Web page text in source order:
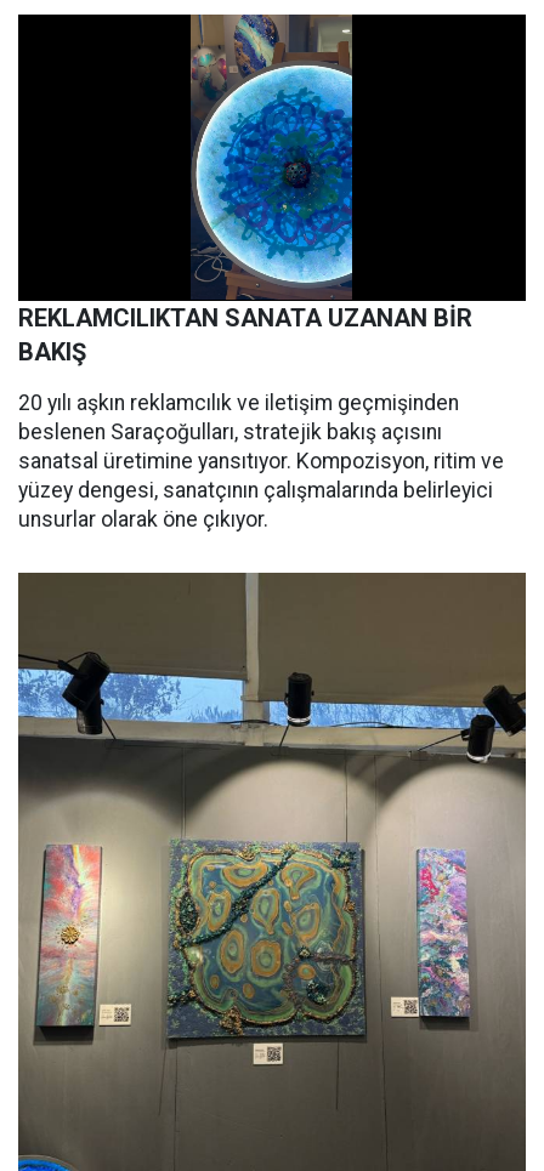
REKLAMCILIKTAN SANATA UZANAN BİR
BAKIŞ
20 yılı aşkın reklamcılık ve iletişim geçmişinden
beslenen Saraçoğulları, stratejik bakış açısını
sanatsal üretimine yansıtıyor. Kompozisyon, ritim ve
yüzey dengesi, sanatçının çalışmalarında belirleyici
unsurlar olarak öne çıkıyor.